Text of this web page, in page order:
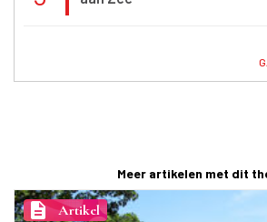
Meer artikelen met dit
description Artikel